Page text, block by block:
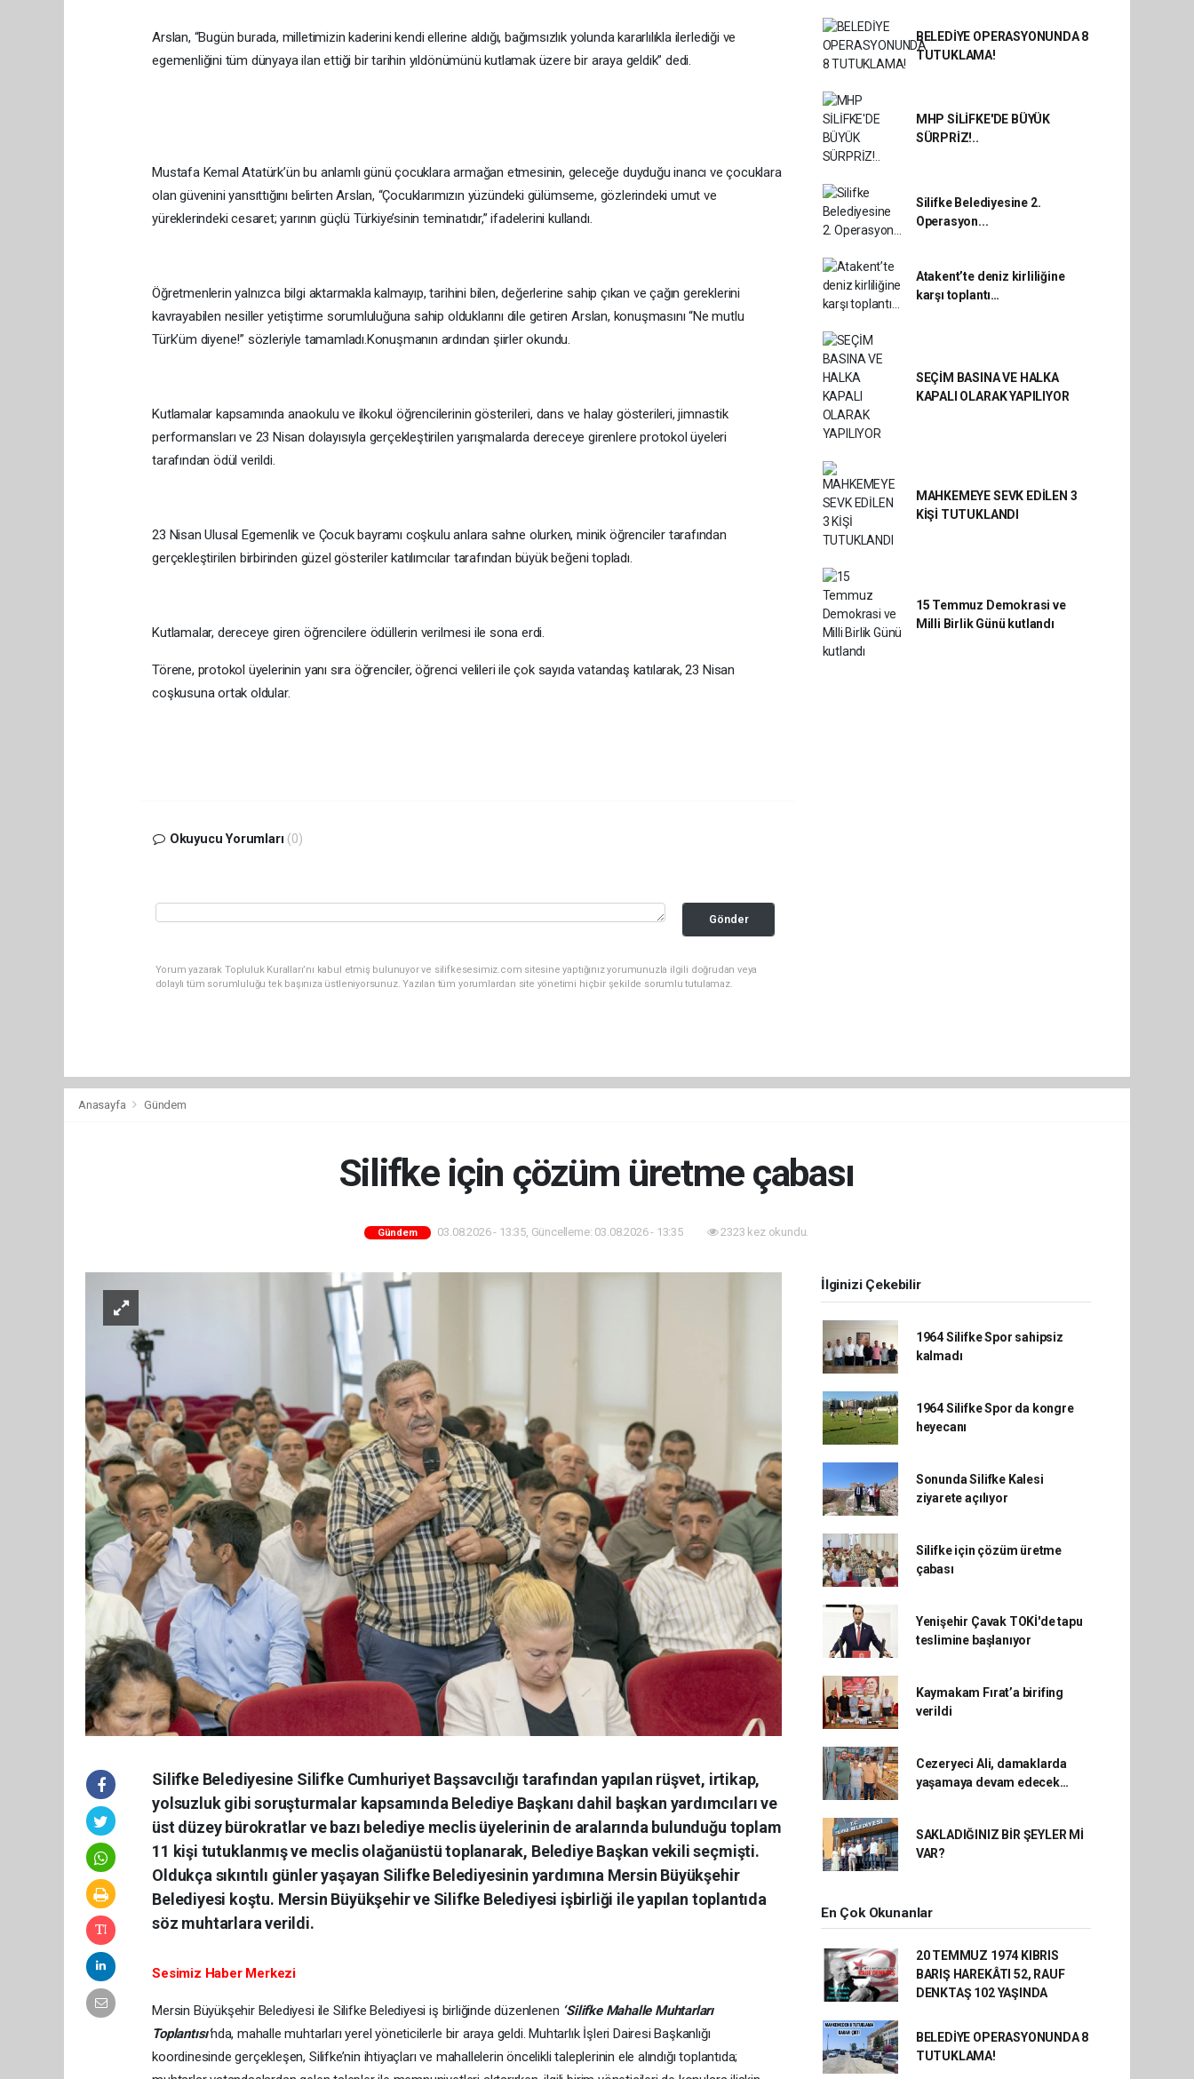
Arslan, “Bugün burada, milletimizin kaderini kendi ellerine aldığı, bağımsızlık yolunda kararlılıkla ilerlediği ve
egemenliğini tüm dünyaya ilan ettiği bir tarihin yıldönümünü kutlamak üzere bir araya geldik” dedi.
Mustafa Kemal Atatürk’ün bu anlamlı günü çocuklara armağan etmesinin, geleceğe duyduğu inancı ve çocuklara
olan güvenini yansıttığını belirten Arslan, “Çocuklarımızın yüzündeki gülümseme, gözlerindeki umut ve
yüreklerindeki cesaret; yarının güçlü Türkiye’sinin teminatıdır,” ifadelerini kullandı.
Öğretmenlerin yalnızca bilgi aktarmakla kalmayıp, tarihini bilen, değerlerine sahip çıkan ve çağın gereklerini
kavrayabilen nesiller yetiştirme sorumluluğuna sahip olduklarını dile getiren Arslan, konuşmasını “Ne mutlu
Türk’üm diyene!” sözleriyle tamamladı.Konuşmanın ardından şiirler okundu.
Kutlamalar kapsamında anaokulu ve ilkokul öğrencilerinin gösterileri, dans ve halay gösterileri, jimnastik
performansları ve 23 Nisan dolayısıyla gerçekleştirilen yarışmalarda dereceye girenlere protokol üyeleri
tarafından ödül verildi.
23 Nisan Ulusal Egemenlik ve Çocuk bayramı coşkulu anlara sahne olurken, minik öğrenciler tarafından
gerçekleştirilen birbirinden güzel gösteriler katılımcılar tarafından büyük beğeni topladı.
Kutlamalar, dereceye giren öğrencilere ödüllerin verilmesi ile sona erdi.
Törene, protokol üyelerinin yanı sıra öğrenciler, öğrenci velileri ile çok sayıda vatandaş katılarak, 23 Nisan
coşkusuna ortak oldular.
Okuyucu Yorumları (0)
Gönder
Yorum yazarak Topluluk Kuralları’nı kabul etmiş bulunuyor ve silifkesesimiz.com sitesine yaptığınız yorumunuzla ilgili doğrudan veya
dolaylı tüm sorumluluğu tek başınıza üstleniyorsunuz. Yazılan tüm yorumlardan site yönetimi hiçbir şekilde sorumlu tutulamaz.
BELEDİYE OPERASYONUNDA 8
TUTUKLAMA!
MHP SİLİFKE'DE BÜYÜK
SÜRPRİZ!..
Silifke Belediyesine 2.
Operasyon...
Atakent’te deniz kirliliğine
karşı toplantı…
SEÇİM BASINA VE HALKA
KAPALI OLARAK YAPILIYOR
MAHKEMEYE SEVK EDİLEN 3
KİŞİ TUTUKLANDI
15 Temmuz Demokrasi ve
Milli Birlik Günü kutlandı
Anasayfa Gündem
Silifke için çözüm üretme çabası
Gündem 03.08.2026 - 13:35, Güncelleme: 03.08.2026 - 13:35 2323 kez okundu.
Silifke Belediyesine Silifke Cumhuriyet Başsavcılığı tarafından yapılan rüşvet, irtikap,
yolsuzluk gibi soruşturmalar kapsamında Belediye Başkanı dahil başkan yardımcıları ve
üst düzey bürokratlar ve bazı belediye meclis üyelerinin de aralarında bulunduğu toplam
11 kişi tutuklanmış ve meclis olağanüstü toplanarak, Belediye Başkan vekili seçmişti.
Oldukça sıkıntılı günler yaşayan Silifke Belediyesinin yardımına Mersin Büyükşehir
Belediyesi koştu. Mersin Büyükşehir ve Silifke Belediyesi işbirliği ile yapılan toplantıda
söz muhtarlara verildi.
Sesimiz Haber Merkezi
Mersin Büyükşehir Belediyesi ile Silifke Belediyesi iş birliğinde düzenlenen ‘Silifke Mahalle Muhtarları
Toplantısı’nda, mahalle muhtarları yerel yöneticilerle bir araya geldi. Muhtarlık İşleri Dairesi Başkanlığı
koordinesinde gerçekleşen, Silifke’nin ihtiyaçları ve mahallelerin öncelikli taleplerinin ele alındığı toplantıda;
İlginizi Çekebilir
1964 Silifke Spor sahipsiz
kalmadı
1964 Silifke Spor da kongre
heyecanı
Sonunda Silifke Kalesi
ziyarete açılıyor
Silifke için çözüm üretme
çabası
Yenişehir Çavak TOKİ'de tapu
teslimine başlanıyor
Kaymakam Fırat’a birifing
verildi
Cezeryeci Ali, damaklarda
yaşamaya devam edecek…
SAKLADIĞINIZ BİR ŞEYLER Mİ
VAR?
En Çok Okunanlar
20 TEMMUZ 1974 KIBRIS
BARIŞ HAREKÂTI 52, RAUF
DENKTAŞ 102 YAŞINDA
BELEDİYE OPERASYONUNDA 8
TUTUKLAMA!